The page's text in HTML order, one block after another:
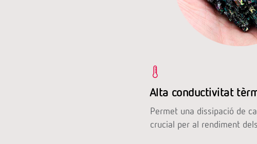
Alta conductivitat
Permet una dissipació de
crucial per al rendiment